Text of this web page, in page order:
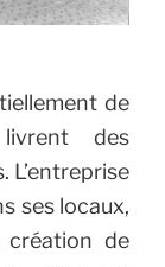
de
des
L’entreprise
ses locaux,
création de